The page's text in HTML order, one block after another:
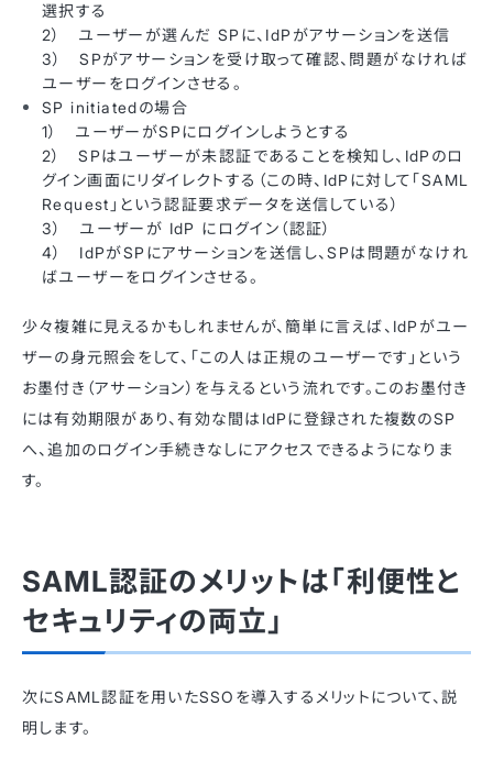
選択する
2） ユーザーが選んだ SPに、IdPがアサーションを送信
3） SPがアサーションを受け取って確認、問題がなければ
ユーザーをログインさせる。
SP initiatedの場合
1） ユーザーがSPにログインしようとする
2） SPはユーザーが未認証であることを検知し、IdPのロ
グイン画面にリダイレクトする（この時、IdPに対して「SAML
Request」という認証要求データを送信している）
3） ユーザーが IdP にログイン（認証）
4） IdPがSPにアサーションを送信し、SPは問題がなけれ
ばユーザーをログインさせる。
少々複雑に見えるかもしれませんが、簡単に言えば、IdPがユー
ザーの身元照会をして、「この人は正規のユーザーです」という
お墨付き（アサーション）を与えるという流れです。このお墨付き
には有効期限があり、有効な間はIdPに登録された複数のSP
へ、追加のログイン手続きなしにアクセスできるようになりま
す。
SAML認証のメリットは「利便性と
セキュリティの両立」
次にSAML認証を用いたSSOを導入するメリットについて、説
明します。